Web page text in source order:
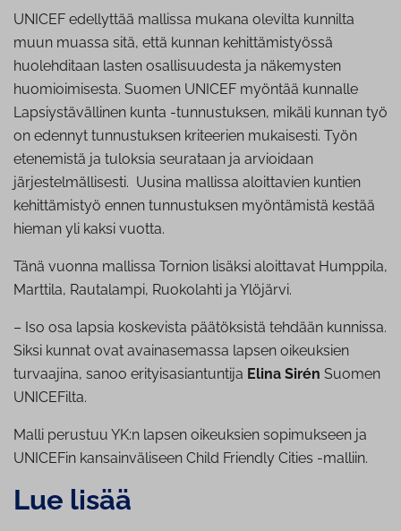
UNICEF edellyttää mallissa mukana olevilta kunnilta
muun muassa sitä, että kunnan kehittämistyössä
huolehditaan lasten osallisuudesta ja näkemysten
huomioimisesta. Suomen UNICEF myöntää kunnalle
Lapsiystävällinen kunta -tunnustuksen, mikäli kunnan työ
on edennyt tunnustuksen kriteerien mukaisesti. Työn
etenemistä ja tuloksia seurataan ja arvioidaan
järjestelmällisesti. Uusina mallissa aloittavien kuntien
kehittämistyö ennen tunnustuksen myöntämistä kestää
hieman yli kaksi vuotta.
Tänä vuonna mallissa Tornion lisäksi aloittavat Humppila,
Marttila, Rautalampi, Ruokolahti ja Ylöjärvi.
– Iso osa lapsia koskevista päätöksistä tehdään kunnissa.
Siksi kunnat ovat avainasemassa lapsen oikeuksien
turvaajina, sanoo erityisasiantuntija Elina Sirén Suomen
UNICEFilta.
Malli perustuu YK:n lapsen oikeuksien sopimukseen ja
UNICEFin kansainväliseen Child Friendly Cities -malliin.
Lue lisää